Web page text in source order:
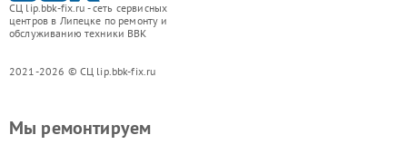
СЦ lip.bbk-fix.ru - сеть сервисных
центров в Липецке по ремонту и
обслуживанию техники BBK
2021-2026 © СЦ lip.bbk-fix.ru
Мы ремонтируем